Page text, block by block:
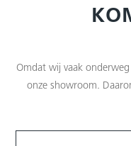
Omdat wij vaak
onze showroom.